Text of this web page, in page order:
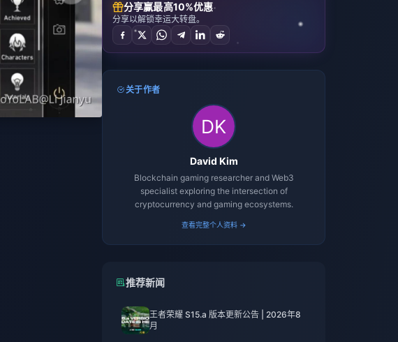
分享赢最高10%优惠
分享以解锁幸运大转盘。
关于作者
David Kim
Blockchain gaming researcher and Web3
specialist exploring the intersection of
cryptocurrency and gaming ecosystems.
查看完整个人资料 →
推荐新闻
王者荣耀 S15.a 版本更新公告 | 2026年8
月